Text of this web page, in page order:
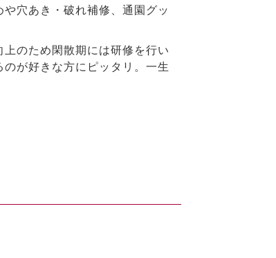
穴あき・破れ補修、通園グッ
のため閑散期には研修を行い
が好きな方にピッタリ。一生